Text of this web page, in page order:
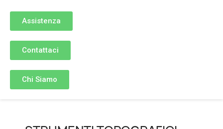
Assistenza
Contattaci
Chi Siamo